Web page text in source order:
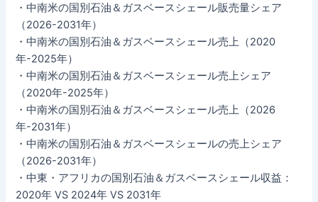
・中南米の国別石油＆ガスベースシェール販売量シェア
（2026-2031年）
・中南米の国別石油＆ガスベースシェール売上（2020
年-2025年）
・中南米の国別石油＆ガスベースシェール売上シェア
（2020年-2025年）
・中南米の国別石油＆ガスベースシェール売上（2026
年-2031年）
・中南米の国別石油＆ガスベースシェールの売上シェア
（2026-2031年）
・中東・アフリカの国別石油＆ガスベースシェール収益：
2020年 VS 2024年 VS 2031年